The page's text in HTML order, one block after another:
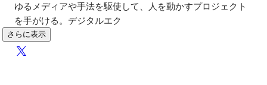
ゆるメディアや手法を駆使して、人を動かすプロジェクト
を手がける。デジタルエク
さらに表示